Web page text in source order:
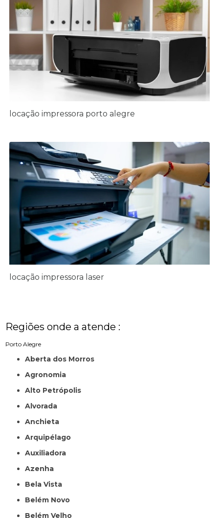
locação impressora porto alegre
locação impressora laser
Regiões onde a atende :
Porto Alegre
Aberta dos Morros
Agronomia
Alto Petrópolis
Alvorada
Anchieta
Arquipélago
Auxiliadora
Azenha
Bela Vista
Belém Novo
Belém Velho